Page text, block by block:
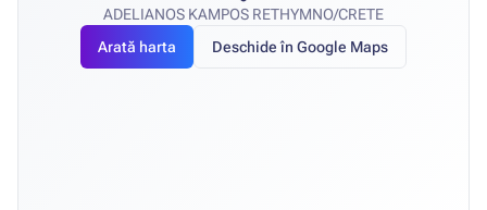
ADELIANOS KAMPOS RETHYMNO/CRETE
Arată harta
Deschide în Google Maps